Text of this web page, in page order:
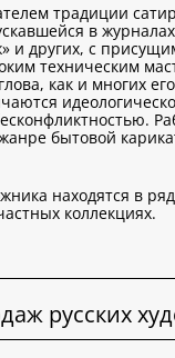
традиции
в
и других, с
техническим
как и многих его
бытовой
находятся в
коллекциях.
русских